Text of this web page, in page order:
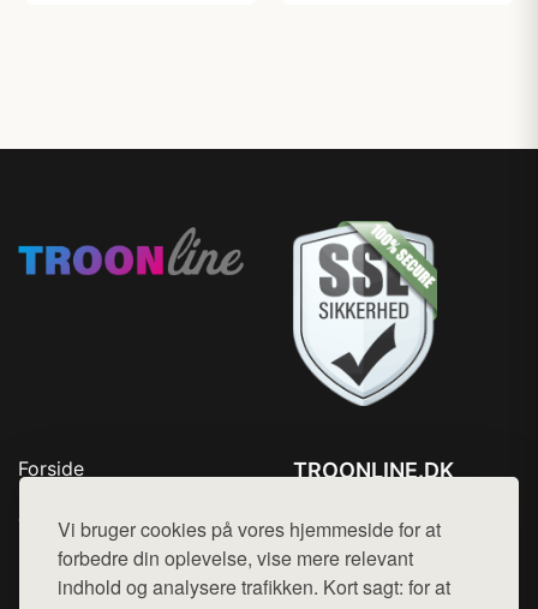
Vi bruger cookies på vores hjemmeside for at
forbedre din oplevelse, vise mere relevant
indhold og analysere trafikken. Kort sagt: for at
Forside
Top Rabatter
Blog
Kontakt
TROONLINE.DK
Mail: hej@want.dk
Cookie- og privatlivspolitik